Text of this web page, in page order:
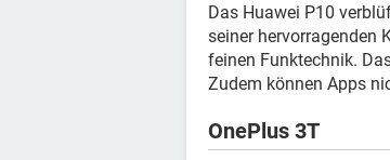
Das Huawei P10
seiner hervorragenden
feinen Funktechnik.
Zudem können Apps
OnePlus 3T